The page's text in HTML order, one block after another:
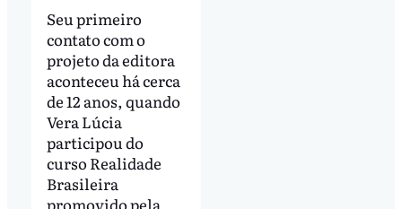
Seu primeiro
contato com o
projeto da editora
aconteceu há cerca
de 12 anos, quando
Vera Lúcia
participou do
curso Realidade
Brasileira
promovido pela